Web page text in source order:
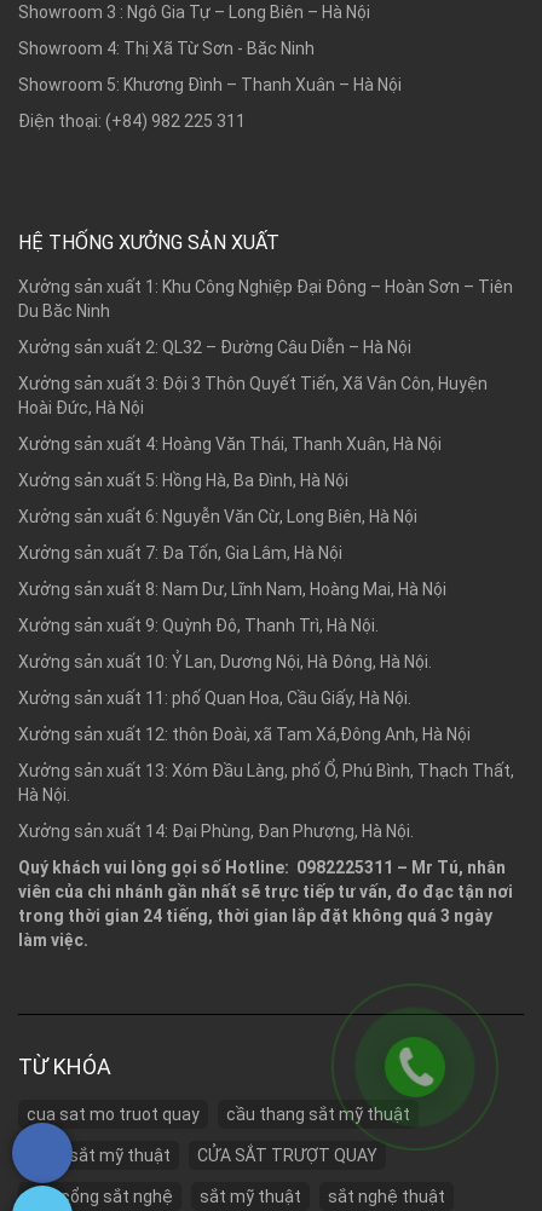
Showroom 3 : Ngô Gia Tự – Long Biên – Hà Nội
Showroom 4: Thị Xã Từ Sơn - Băc Ninh
Showroom 5: Khương Đình – Thanh Xuân – Hà Nội
Điện thoại: (+84) 982 225 311
HỆ THỐNG XƯỞNG SẢN XUẤT
Xưởng sản xuất 1: Khu Công Nghiệp Đại Đông – Hoàn Sơn – Tiên
Du Băc Ninh
Xưởng sản xuất 2: QL32 – Đường Câu Diễn – Hà Nội
Xưởng sản xuất 3: Đội 3 Thôn Quyết Tiến, Xã Vân Côn, Huyện
Hoài Đức, Hà Nội
Xưởng sản xuất 4: Hoàng Văn Thái, Thanh Xuân, Hà Nội
Xưởng sản xuất 5: Hồng Hà, Ba Đình, Hà Nội
Xưởng sản xuất 6: Nguyễn Văn Cừ, Long Biên, Hà Nội
Xưởng sản xuất 7: Đa Tốn, Gia Lâm, Hà Nội
Xưởng sản xuất 8: Nam Dư, Lĩnh Nam, Hoàng Mai, Hà Nội
Xưởng sản xuất 9: Quỳnh Đô, Thanh Trì, Hà Nội.
Xưởng sản xuất 10: Ỷ Lan, Dương Nội, Hà Đông, Hà Nội.
Xưởng sản xuất 11: phố Quan Hoa, Cầu Giấy, Hà Nội.
Xưởng sản xuất 12: thôn Đoài, xã Tam Xá,Đông Anh, Hà Nội
Xưởng sản xuất 13: Xóm Đầu Làng, phố Ổ, Phú Bình, Thạch Thất,
Hà Nội.
Xưởng sản xuất 14: Đại Phùng, Đan Phượng, Hà Nội.
Quý khách vui lòng gọi số Hotline: 0982225311 – Mr Tú, nhân
viên của chi nhánh gần nhất sẽ trực tiếp tư vấn, đo đạc tận nơi
trong thời gian 24 tiếng, thời gian lắp đặt không quá 3 ngày
làm việc.
TỪ KHÓA
cua sat mo truot quay cầu thang sắt mỹ thuật
cổng sắt mỹ thuật CỬA SẮT TRƯỢT QUAY
cửa cổng sắt nghệ sắt mỹ thuật sắt nghệ thuật